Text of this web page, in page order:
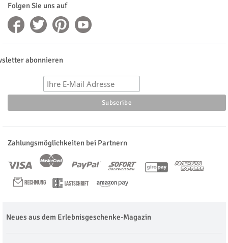
Folgen Sie uns auf
abonnieren
Zahlungsmöglichkeiten bei Partnern
Neues aus dem Erlebnisgeschenke-Magazin